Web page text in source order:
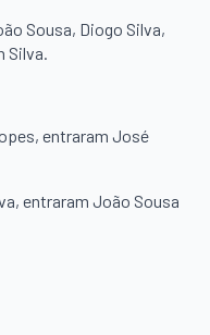
Sousa, Diogo Silva,
Silva.
entraram José
entraram João Sousa